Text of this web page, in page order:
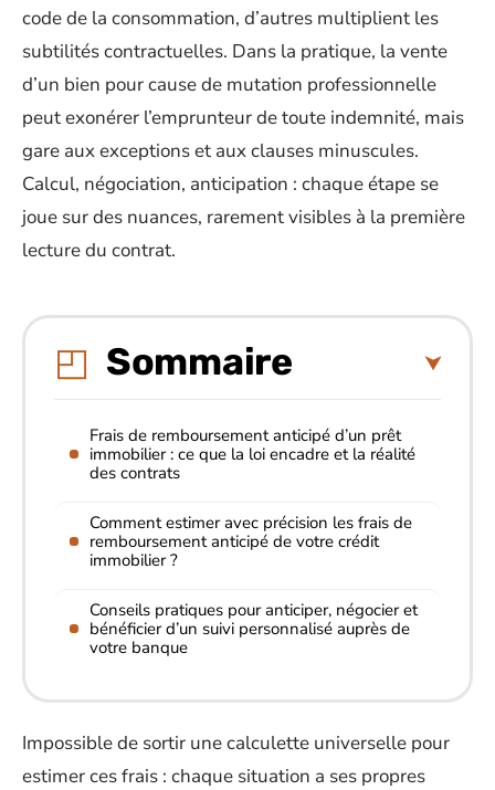
code de la consommation, d’autres multiplient les
subtilités contractuelles. Dans la pratique, la vente
d’un bien pour cause de mutation professionnelle
peut exonérer l’emprunteur de toute indemnité, mais
gare aux exceptions et aux clauses minuscules.
Calcul, négociation, anticipation : chaque étape se
joue sur des nuances, rarement visibles à la première
lecture du contrat.
Sommaire
Frais de remboursement anticipé d’un prêt
immobilier : ce que la loi encadre et la réalité
des contrats
Comment estimer avec précision les frais de
remboursement anticipé de votre crédit
immobilier ?
Conseils pratiques pour anticiper, négocier et
bénéficier d’un suivi personnalisé auprès de
votre banque
Impossible de sortir une calculette universelle pour
estimer ces frais : chaque situation a ses propres